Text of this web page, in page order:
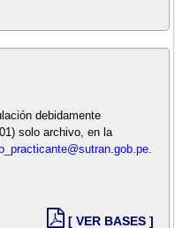
debidamente
solo archivo, en la
.
[ VER BASES ]